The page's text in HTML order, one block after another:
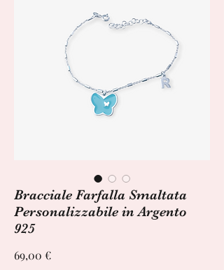
Bracciale Farfalla Smaltata
Personalizzabile in Argento
925
69,00 €Prezzo